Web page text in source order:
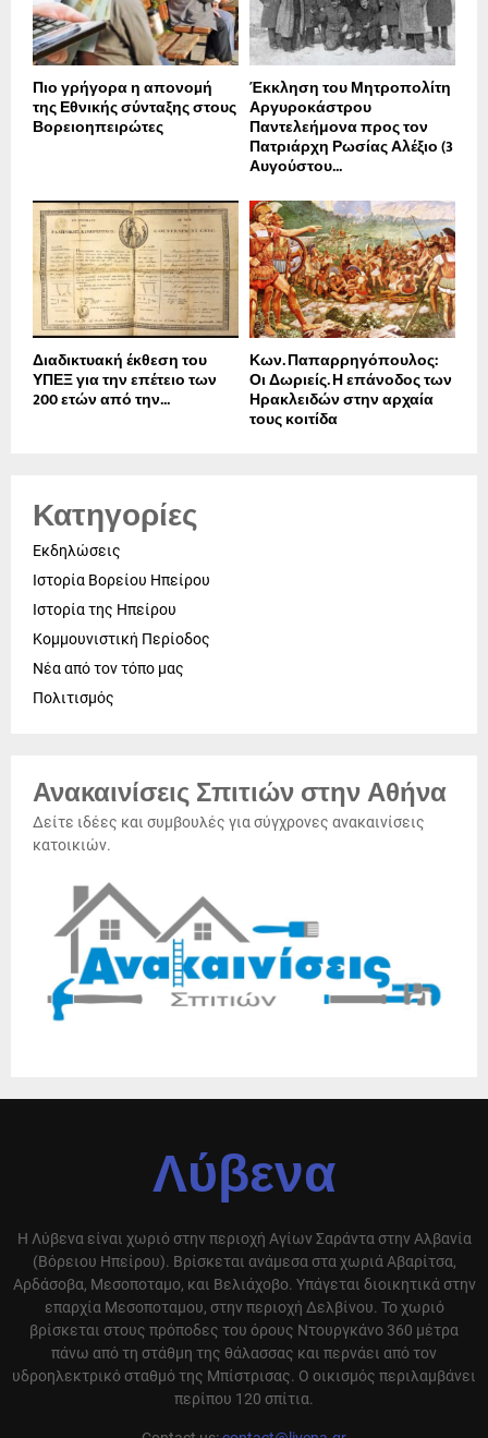
Πιο γρήγορα η απονοµή
της Εθνικής σύνταξης στους
Βορειοηπειρώτες
Έκκληση του Μητροπολίτη
Αργυροκάστρου
Παντελεήμονα προς τον
Πατριάρχη Ρωσίας Αλέξιο (3
Αυγούστου...
Διαδικτυακή έκθεση του
ΥΠΕΞ για την επέτειο των
200 ετών από την...
Κων. Παπαρρηγόπουλος:
Οι Δωριείς. Η επάνοδος των
Ηρακλειδών στην αρχαία
τους κοιτίδα
Κατηγορίες
Εκδηλώσεις
Ιστορία Βορείου Ηπείρου
Ιστορία της Ηπείρου
Κομμουνιστική Περίοδος
Νέα από τον τόπο μας
Πολιτισμός
Ανακαινίσεις Σπιτιών στην Αθήνα
Δείτε ιδέες και συμβουλές για σύγχρονες ανακαινίσεις
κατοικιών.
Λύβενα
Η Λύβενα είναι χωριό στην περιοχή Αγίων Σαράντα στην Αλβανία
(Βόρειου Ηπείρου). Βρίσκεται ανάμεσα στα χωριά Αβαρίτσα,
Αρδάσοβα, Μεσοποταμο, και Βελιάχοβο. Υπάγεται διοικητικά στην
επαρχία Μεσοποταμου, στην περιοχή Δελβίνου. Το χωριό
βρίσκεται στους πρόποδες του όρους Ντουργκάνο 360 μέτρα
πάνω από τη στάθμη της θάλασσας και περνάει από τον
υδροηλεκτρικό σταθμό της Μπίστρισας. Ο οικισμός περιλαμβάνει
περίπου 120 σπίτια.